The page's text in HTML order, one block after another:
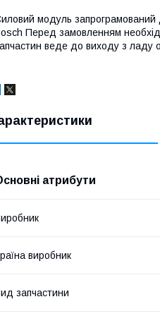
модуль запрограмований
Перед замовленням
веде до виходу з ладу
атрибути
виробник
запчастини